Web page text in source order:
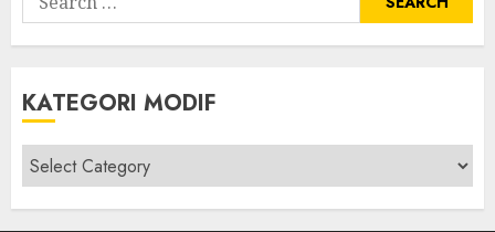
for:
KATEGORI MODIF
Kategori
modif